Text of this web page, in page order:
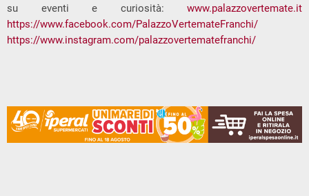
su eventi e curiosità: www.palazzovertemate.it
https://www.facebook.com/PalazzoVertemateFranchi/
https://www.instagram.com/palazzovertematefranchi/